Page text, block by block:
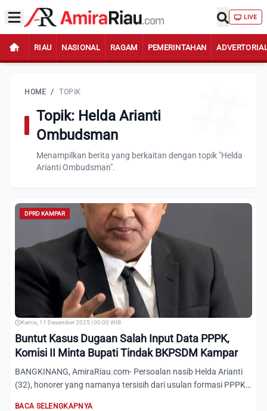
LIVE
RIAU NASIONAL RAGAM PEMERINTAHAN
HOME / TOPIK
Topik: Helda Arianti
Ombudsman
Menampilkan berita yang berkaitan dengan topik "Helda
Arianti Ombudsman".
DPRD KAMPAR
Kamis, 11 Desember 2025 | 00:00 WIB
Buntut Kasus Dugaan Salah Input Data PPPK,
Komisi II Minta Bupati Tindak BKPSDM Kampar
BANGKINANG, AmiraRiau.com- Persoalan nasib Helda Arianti
(32), honorer yang namanya tersisih dari usulan formasi PPPK
BACA SELENGKAPNYA